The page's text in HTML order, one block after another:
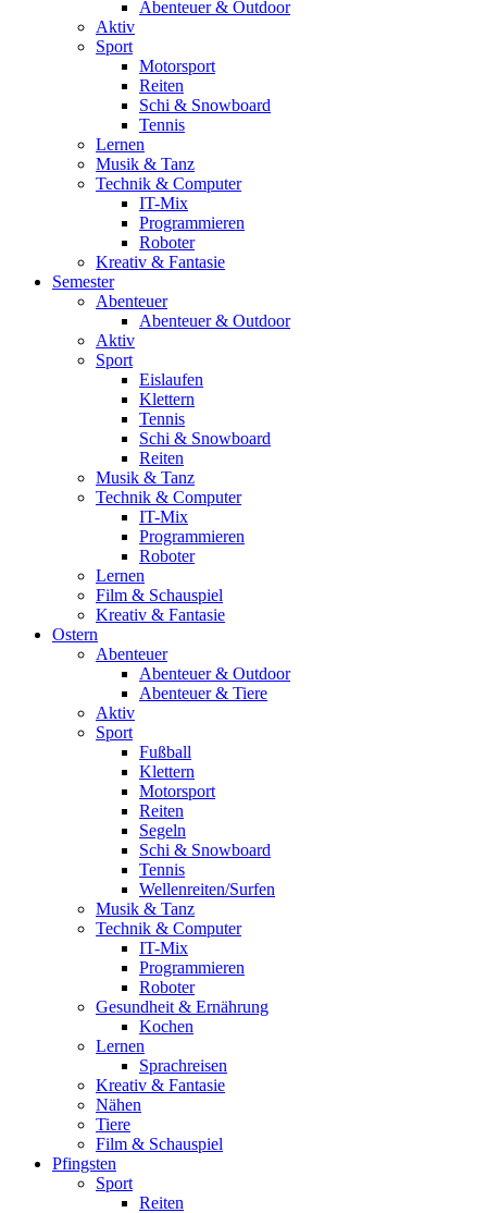
Abenteuer & Outdoor
Aktiv
Sport
Motorsport
Reiten
Schi & Snowboard
Tennis
Lernen
Musik & Tanz
Technik & Computer
IT-Mix
Programmieren
Roboter
Kreativ & Fantasie
Semester
Abenteuer
Abenteuer & Outdoor
Aktiv
Sport
Eislaufen
Klettern
Tennis
Schi & Snowboard
Reiten
Musik & Tanz
Technik & Computer
IT-Mix
Programmieren
Roboter
Lernen
Film & Schauspiel
Kreativ & Fantasie
Ostern
Abenteuer
Abenteuer & Outdoor
Abenteuer & Tiere
Aktiv
Sport
Fußball
Klettern
Motorsport
Reiten
Segeln
Schi & Snowboard
Tennis
Wellenreiten/Surfen
Musik & Tanz
Technik & Computer
IT-Mix
Programmieren
Roboter
Gesundheit & Ernährung
Kochen
Lernen
Sprachreisen
Kreativ & Fantasie
Nähen
Tiere
Film & Schauspiel
Pfingsten
Sport
Reiten